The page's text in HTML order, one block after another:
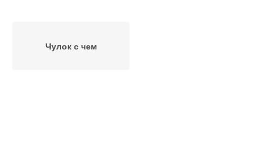
Чулок с чем